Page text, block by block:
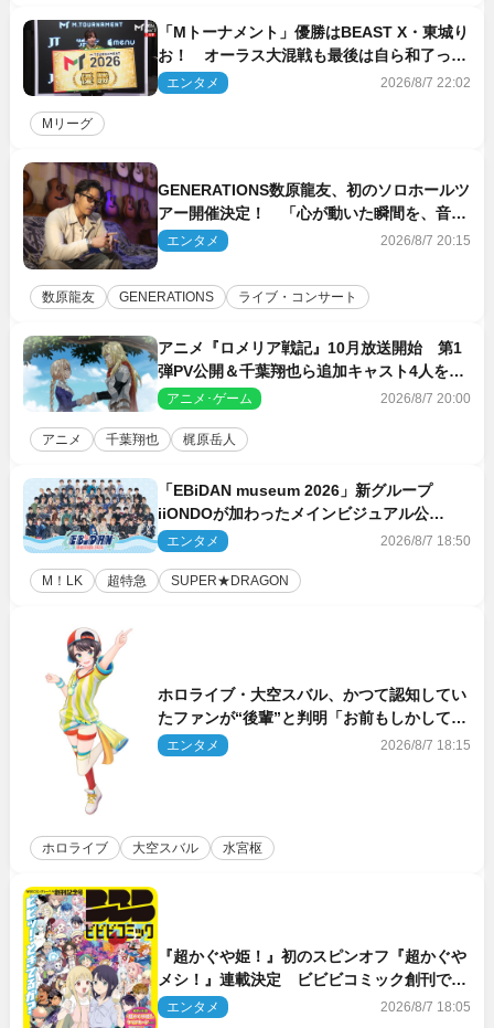
「Mトーナメント」優勝はBEAST X・東城り
お！ オーラス大混戦も最後は自ら和了って
幕引き
エンタメ 2026/8/7 22:02
Mリーグ
GENERATIONS数原龍友、初のソロホールツ
アー開催決定！ 「心が動いた瞬間を、音に
乗せてお届けできれば」
エンタメ 2026/8/7 20:15
数原龍友 GENERATIONS ライブ・コンサート
アニメ『ロメリア戦記』10月放送開始 第1
弾PV公開＆千葉翔也ら追加キャスト4人を発
表アニメ･ゲーム 2026/8/7 20:00
アニメ 千葉翔也 梶原岳人
「EBiDAN museum 2026」新グループ
iiONDOが加わったメインビジュアル公
開！ 開催記念グッズラインナップも
エンタメ 2026/8/7 18:50
M！LK 超特急 SUPER★DRAGON
ホロライブ・大空スバル、かつて認知してい
たファンが“後輩”と判明「お前もしかしてあ
のときの？」
エンタメ 2026/8/7 18:15
ホロライブ 大空スバル 水宮枢
『超かぐや姫！』初のスピンオフ『超かぐや
メシ！』連載決定 ビビビコミック創刊で31
作品一挙公開
エンタメ 2026/8/7 18:05